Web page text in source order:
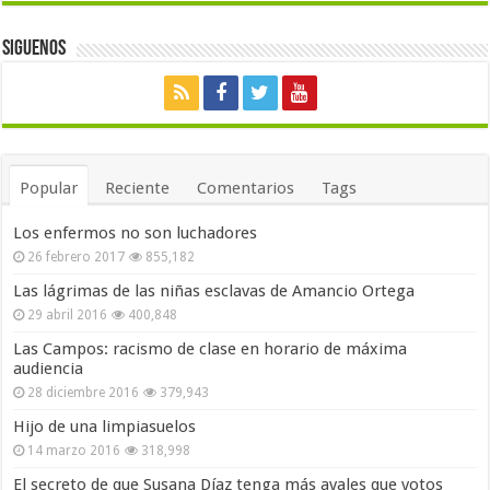
Siguenos
Popular Reciente Comentarios Tags
Los enfermos no son luchadores
26 febrero 2017 855,182
Las lágrimas de las niñas esclavas de Amancio Ortega
29 abril 2016 400,848
Las Campos: racismo de clase en horario de máxima
audiencia
28 diciembre 2016 379,943
Hijo de una limpiasuelos
14 marzo 2016 318,998
El secreto de que Susana Díaz tenga más avales que votos